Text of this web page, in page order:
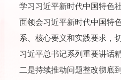
学习习近平新时代中国特色
面领会习近平新时代中国特
系、核心要义和实践要求，
习近平总书记系列重要讲话
二是持续推动问题整改彻底